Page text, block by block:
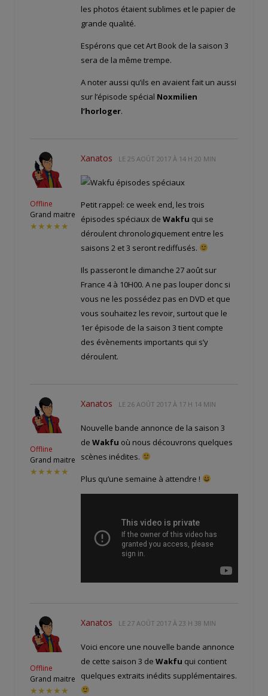
les photos étaient sublimes et le papier de
grande qualité.
Espérons que cet Art Book de la saison 3
sera de la même trempe.
A noter aussi qu’ils en avaient fait un aussi
sur l’épisode spécial Noxmilien
l’horloger.
Offline
Grand maitre
★★★★★
Xanatos LE 25 AOÛT 2017 À 14 H 20 MIN
Petit rappel: ce week end, les trois
épisodes spéciaux de Wakfu qui se
déroulent chronologiquement entre les
saisons 2 et 3 seront rediffusés.
Ils passeront le dimanche 27 août sur
France 4 à 10H00. A ne pas louper donc si
vous ne les possédez pas en DVD et que
vous souhaitez les revoir, surtout que le
1er épisode de la saison 3 tient compte
des évènements importants qui s’y
déroulent.
Offline
Grand maitre
★★★★★
Xanatos LE 26 AOÛT 2017 À 17 H 14 MIN
Nouvelle bande annonce de la saison 3
de Wakfu où nous découvrons quelques
scènes inédites.
Plus qu’une semaine à attendre !
Offline
Grand maitre
★★★★★
Xanatos LE 27 AOÛT 2017 À 23 H 38 MIN
Voici encore une nouvelle bande annonce
de cette saison 3 de Wakfu qui contient
quelques extraits inédits supplémentaires.